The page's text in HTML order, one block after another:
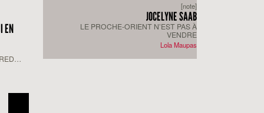
EN
[note]
JOCELYNE SAAB
LE PROCHE-ORIENT N’EST PAS À
VENDRE
Lola Maupas